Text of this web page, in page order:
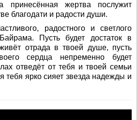
принесённая жертва послужит
благодати и радости души.
радостного и светлого
Пусть будет достаток в
отрада в твоей душе, пусть
сердца непременно будет
отведёт от тебя и твоей семьи
тебя ярко сияет звезда надежды и